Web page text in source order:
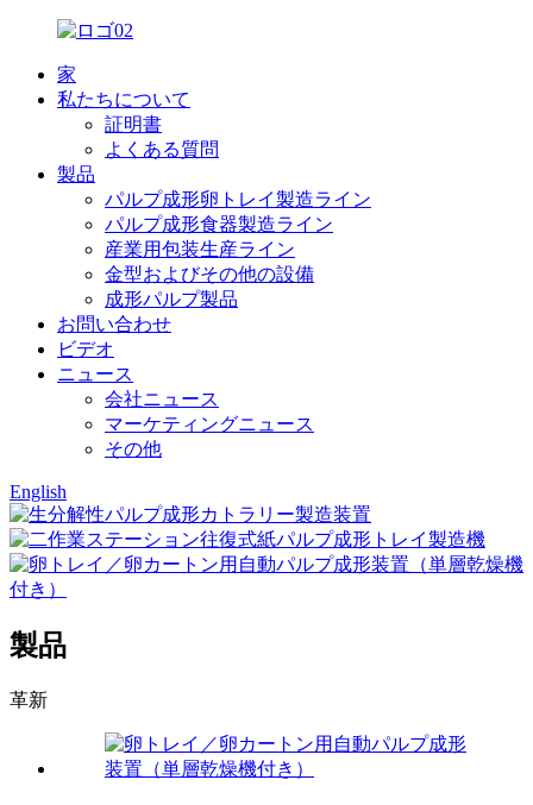
家
私たちについて
証明書
よくある質問
製品
パルプ成形卵トレイ製造ライン
パルプ成形食器製造ライン
産業用包装生産ライン
金型およびその他の設備
成形パルプ製品
お問い合わせ
ビデオ
ニュース
会社ニュース
マーケティングニュース
その他
English
製品
革新